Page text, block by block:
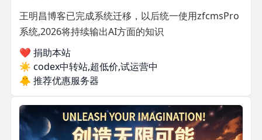
王明昌博客已完成系统迁移，以后统一使用zfcmsPro
系统,2026将持续输出AI方面的知识
❤️ 捐助本站
☀️ codex中转站,超低价,试运营中
🐥 推荐优惠服务器